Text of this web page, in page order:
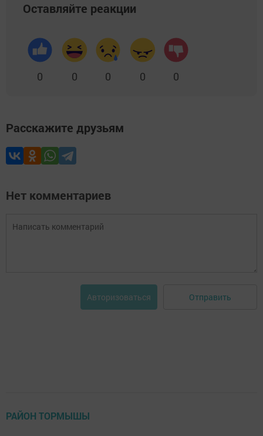
Оставляйте реакции
0 0 0 0 0
Расскажите друзьям
Нет комментариев
Авторизоваться Отправить
РАЙОН ТОРМЫШЫ